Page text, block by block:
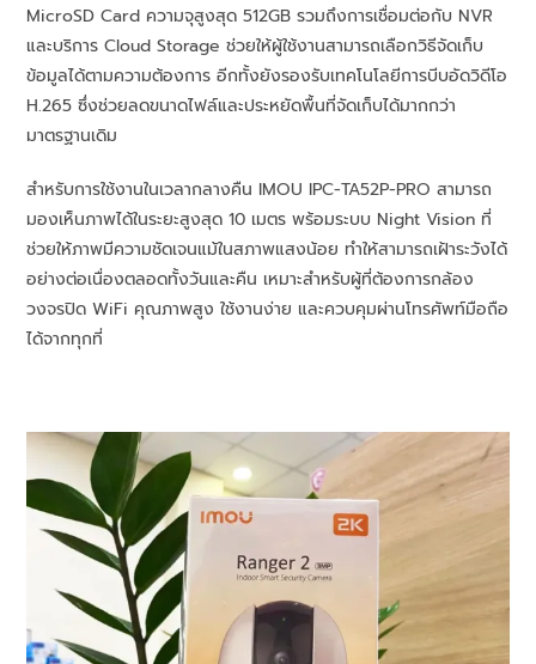
MicroSD Card ความจุสูงสุด 512GB รวมถึงการเชื่อมต่อกับ NVR
และบริการ Cloud Storage ช่วยให้ผู้ใช้งานสามารถเลือกวิธีจัดเก็บ
ข้อมูลได้ตามความต้องการ อีกทั้งยังรองรับเทคโนโลยีการบีบอัดวิดีโอ
H.265 ซึ่งช่วยลดขนาดไฟล์และประหยัดพื้นที่จัดเก็บได้มากกว่า
มาตรฐานเดิม
สำหรับการใช้งานในเวลากลางคืน IMOU IPC-TA52P-PRO สามารถ
มองเห็นภาพได้ในระยะสูงสุด 10 เมตร พร้อมระบบ Night Vision ที่
ช่วยให้ภาพมีความชัดเจนแม้ในสภาพแสงน้อย ทำให้สามารถเฝ้าระวังได้
อย่างต่อเนื่องตลอดทั้งวันและคืน เหมาะสำหรับผู้ที่ต้องการกล้อง
วงจรปิด WiFi คุณภาพสูง ใช้งานง่าย และควบคุมผ่านโทรศัพท์มือถือ
ได้จากทุกที่